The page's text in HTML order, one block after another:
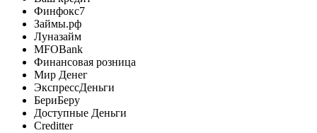
Финфокс7
Займы.рф
Луназайм
MFOBank
Финансовая розница
Мир Денег
ЭкспрессДеньги
БериБеру
Доступные Деньги
Creditter